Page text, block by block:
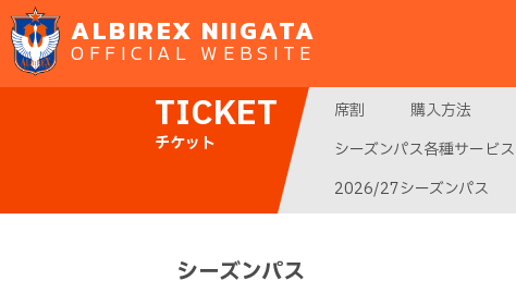
ALBIREX NIIGATA
OFFICIAL WEBSITE
TICKET
チケット
席割 購入方法
シーズンパス各種サービス
2026/27シーズンパス
シーズンパス